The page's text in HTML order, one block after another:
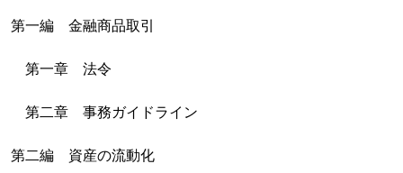
第一編 金融商品取引
第一章 法令
第二章 事務ガイドライン
第二編 資産の流動化